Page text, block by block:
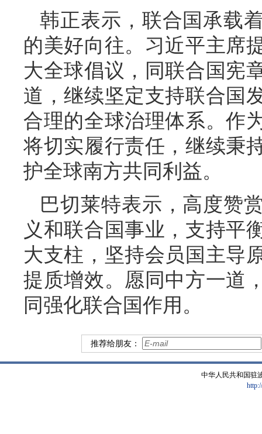
韩正表示，联合国承载
的美好向往。习近平主席
大全球倡议，同联合国宪
道，继续坚定支持联合国
合理的全球治理体系。作
将切实履行责任，继续秉
护全球南方共同利益。
巴切莱特表示，高度赞
义和联合国事业，支持平
大支柱，坚持会员国主导
提质增效。愿同中方一道
同强化联合国作用。
推荐给朋友：
中华人民共和国驻